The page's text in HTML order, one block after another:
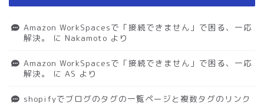
Amazon WorkSpacesで「接続できません」で困る、一応
解決。
に Nakamoto より
Amazon WorkSpacesで「接続できません」で困る、一応
解決。
に AS より
shopifyでブログのタグの一覧ページと複数タグのリンク